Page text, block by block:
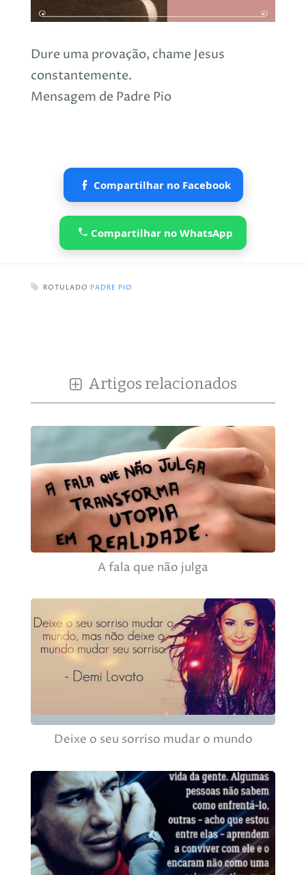
Dure uma provação, chame Jesus
constantemente.
Mensagem de Padre Pio
Compartilhar no Facebook
Compartilhar no WhatsApp
ROTULADO PADRE PIO
Artigos relacionados
A fala que não julga
Deixe o seu sorriso mudar o mundo